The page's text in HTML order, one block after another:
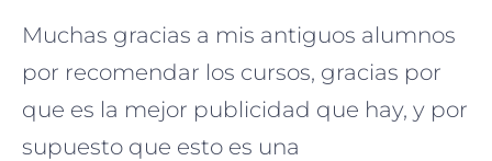
Muchas gracias a mis antiguos alumnos
por recomendar los cursos, gracias por
que es la mejor publicidad que hay, y por
supuesto que esto es una